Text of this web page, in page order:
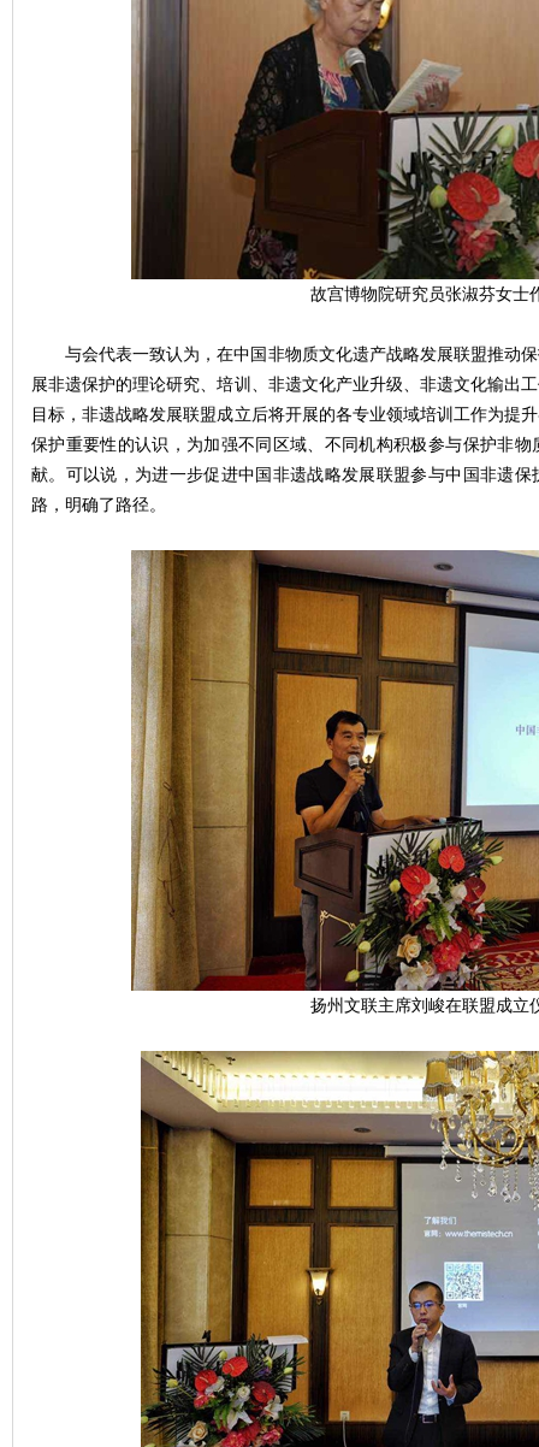
故宫博物院研究员张淑芬女士
与会代表一致认为，在中国非物质文化遗产战略发展联盟推动
展非遗保护的理论研究、培训、非遗文化产业升级、非遗文化输出
目标，非遗战略发展联盟成立后将开展的各专业领域培训工作为提
保护重要性的认识，为加强不同区域、不同机构积极参与保护非
献。可以说，为进一步促进中国非遗战略发展联盟参与中国非遗
路，明确了路径。
扬州文联主席刘峻在联盟成立